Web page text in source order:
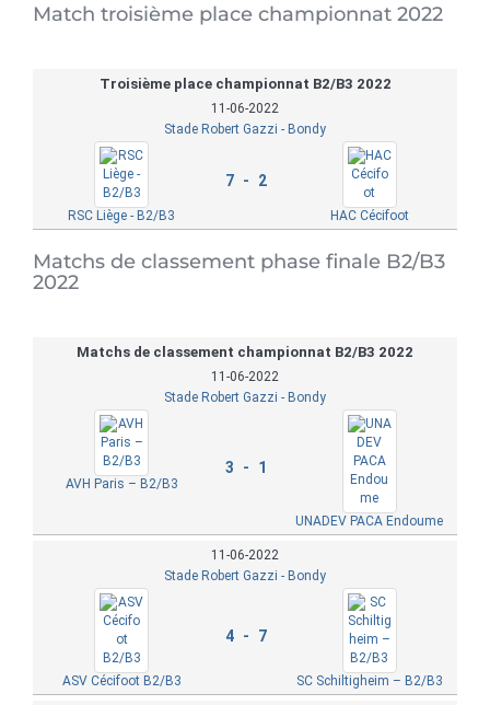
Match troisième place championnat 2022
Troisième place championnat B2/B3 2022
11-06-2022
Stade Robert Gazzi - Bondy
RSC Liège - B2/B3
7 - 2
HAC Cécifoot
Matchs de classement phase finale B2/B3
2022
Matchs de classement championnat B2/B3 2022
11-06-2022
Stade Robert Gazzi - Bondy
AVH Paris – B2/B3
3 - 1
UNADEV PACA Endoume
11-06-2022
Stade Robert Gazzi - Bondy
ASV Cécifoot B2/B3
4 - 7
SC Schiltigheim – B2/B3